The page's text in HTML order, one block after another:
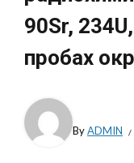
90Sr,
пробах
ByADMIN